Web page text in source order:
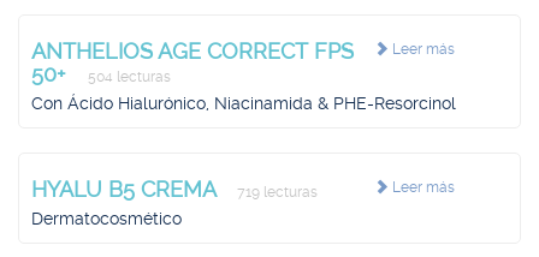
Leer más
ANTHELIOS AGE CORRECT FPS
50+
504 lecturas
Con Ácido Hialurónico, Niacinamida & PHE-Resorcinol
Leer más
HYALU B5 CREMA 719 lecturas
Dermatocosmético